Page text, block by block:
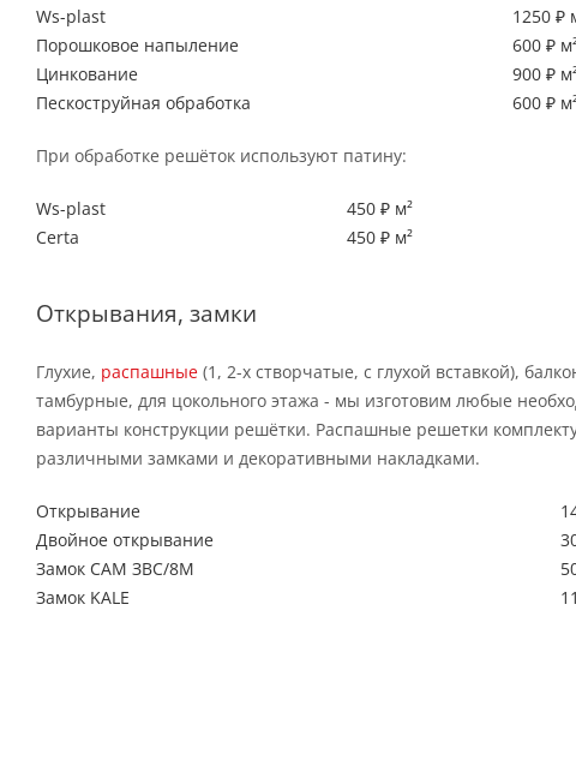
Ws-plast
1250 ₽
Порошковое напыление
600 ₽
Цинкование
900 ₽
Пескоструйная обработка
600 ₽
При обработке решёток используют патину:
Ws-plast
450 ₽ м²
Certa
450 ₽ м²
Открывания, замки
Глухие, распашные (1, 2-х створчатые, с глухой вставкой),
тамбурные, для цокольного этажа - мы изготовим любые
варианты конструкции решётки. Распашные решетки
различными замками и декоративными накладками.
Открывание
Двойное открывание
Замок САМ ЗВС/8М
Замок KALE